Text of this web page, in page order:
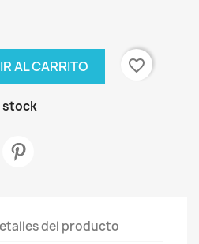
AL CARRITO favorite_border
stock
del producto
Crear lista de deseos